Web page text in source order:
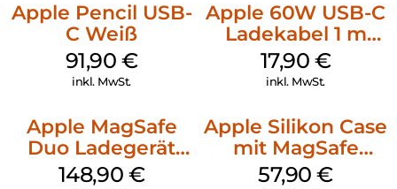
Apple Pencil USB-
C Weiß
91,90 €
inkl. MwSt.
Apple 60W USB-C
Ladekabel 1 m
Weiß
17,90 €
inkl. MwSt.
Apple MagSafe
Duo Ladegerät
Weiß
148,90 €
Apple Silikon Case
mit MagSafe
iPhone 14 Pro
57,90€